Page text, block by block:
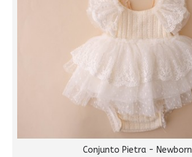
Conjunto Pietra - Newborn